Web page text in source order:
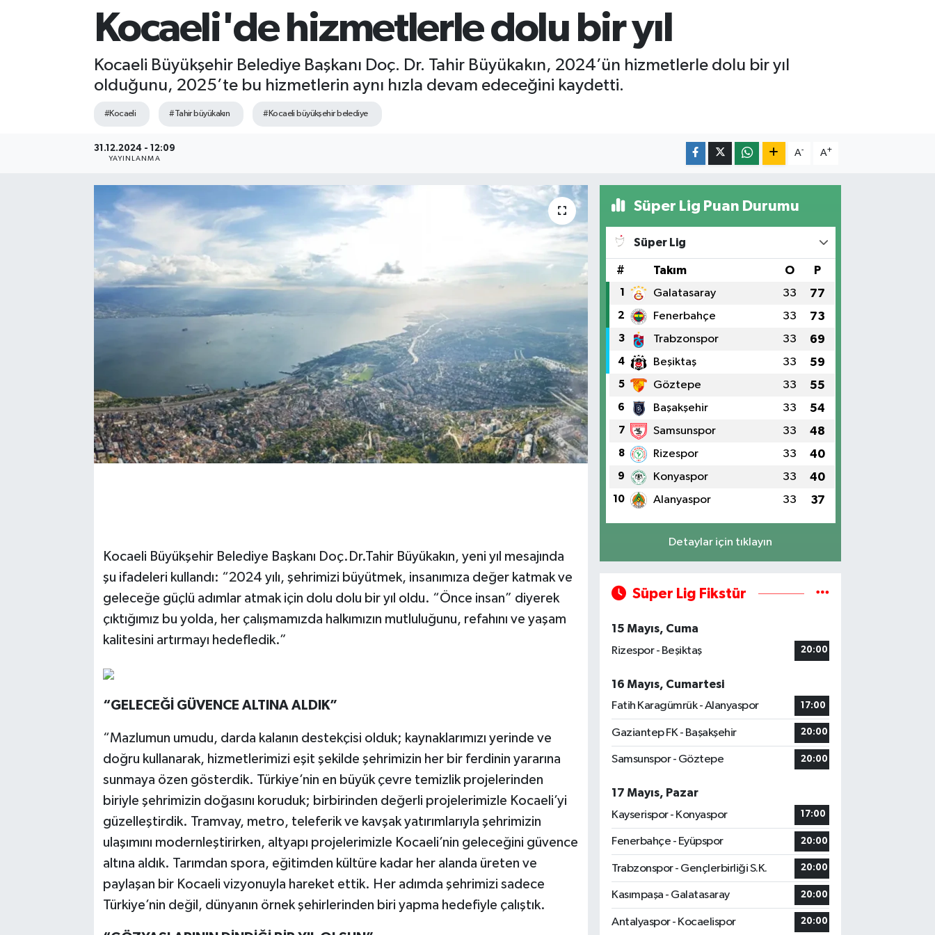
Kocaeli'de hizmetlerle dolu bir yıl
Kocaeli Büyükşehir Belediye Başkanı Doç. Dr. Tahir Büyükakın, 2024’ün hizmetlerle dolu bir yıl
olduğunu, 2025’te bu hizmetlerin aynı hızla devam edeceğini kaydetti.
#Kocaeli #Tahir büyükakın #Kocaeli büyükşehir belediye
31.12.2024 - 12:09
YAYINLANMA
A- A+
Kocaeli Büyükşehir Belediye Başkanı Doç.Dr.Tahir Büyükakın, yeni yıl mesajında
şu ifadeleri kullandı: “2024 yılı, şehrimizi büyütmek, insanımıza değer katmak ve
geleceğe güçlü adımlar atmak için dolu dolu bir yıl oldu. “Önce insan” diyerek
çıktığımız bu yolda, her çalışmamızda halkımızın mutluluğunu, refahını ve yaşam
kalitesini artırmayı hedefledik.”
“GELECEĞİ GÜVENCE ALTINA ALDIK”
“Mazlumun umudu, darda kalanın destekçisi olduk; kaynaklarımızı yerinde ve
doğru kullanarak, hizmetlerimizi eşit şekilde şehrimizin her bir ferdinin yararına
sunmaya özen gösterdik. Türkiye’nin en büyük çevre temizlik projelerinden
biriyle şehrimizin doğasını koruduk; birbirinden değerli projelerimizle Kocaeli’yi
güzelleştirdik. Tramvay, metro, teleferik ve kavşak yatırımlarıyla şehrimizin
ulaşımını modernleştirirken, altyapı projelerimizle Kocaeli’nin geleceğini güvence
altına aldık. Tarımdan spora, eğitimden kültüre kadar her alanda üreten ve
paylaşan bir Kocaeli vizyonuyla hareket ettik. Her adımda şehrimizi sadece
Türkiye’nin değil, dünyanın örnek şehirlerinden biri yapma hedefiyle çalıştık.
Süper Lig Puan Durumu
Süper Lig
# Takım O P
1 Galatasaray 33 77
2 Fenerbahçe 33 73
3 Trabzonspor 33 69
4 Beşiktaş 33 59
5 Göztepe 33 55
6 Başakşehir 33 54
7 Samsunspor 33 48
8 Rizespor 33 40
9 Konyaspor 33 40
10 Alanyaspor 33 37
Detaylar için tıklayın
Süper Lig Fikstür
15 Mayıs, Cuma
Rizespor - Beşiktaş
20:00
16 Mayıs, Cumartesi
Fatih Karagümrük - Alanyaspor
17:00
Gaziantep FK - Başakşehir 20:00
Samsunspor - Göztepe 20:00
17 Mayıs, Pazar
Kayserispor - Konyaspor
17:00
Fenerbahçe - Eyüpspor 20:00
Trabzonspor - Gençlerbirliği S.K. 20:00
Kasımpaşa - Galatasaray 20:00
Antalyaspor - Kocaelispor 20:00